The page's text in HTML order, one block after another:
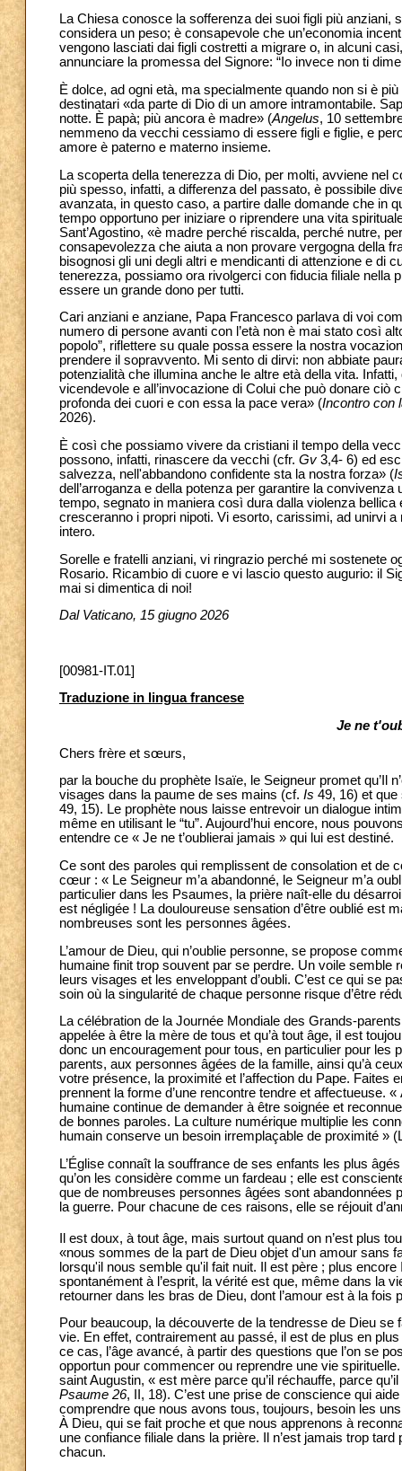
La Chiesa conosce la sofferenza dei suoi figli più
considera un peso; è consapevole che un’economia
vengono lasciati dai figli costretti a migrare o, in alcuni
annunciare la promessa del Signore: “Io invece non ti
È dolce, ad ogni età, ma specialmente quando non si è
destinatari «da parte di Dio di un amore intramontabile.
notte. È papà; più ancora è madre» (Angelus, 10
nemmeno da vecchi cessiamo di essere figli e figlie, e
amore è paterno e materno insieme.
La scoperta della tenerezza di Dio, per molti, avviene nel
più spesso, infatti, a differenza del passato, è possibile
avanzata, in questo caso, a partire dalle domande che in
tempo opportuno per iniziare o riprendere una vita
Sant’Agostino, «è madre perché riscalda, perché nutre,
consapevolezza che aiuta a non provare vergogna della
bisognosi gli uni degli altri e mendicanti di attenzione e di
tenerezza, possiamo ora rivolgerci con fiducia filiale nella
essere un grande dono per tutti.
Cari anziani e anziane, Papa Francesco parlava di voi
numero di persone avanti con l’età non è mai stato così
popolo”, riflettere su quale possa essere la nostra
prendere il sopravvento. Mi sento di dirvi: non abbiate
potenzialità che illumina anche le altre età della vita.
vicendevole e all’invocazione di Colui che può donare
profonda dei cuori e con essa la pace vera» (Incontro con
2026).
È così che possiamo vivere da cristiani il tempo della
possono, infatti, rinascere da vecchi (cfr. Gv 3,4- 6) ed
salvezza, nell'abbandono confidente sta la nostra forza» (
dell’arroganza e della potenza per garantire la
tempo, segnato in maniera così dura dalla violenza
cresceranno i propri nipoti. Vi esorto, carissimi, ad unirvi
intero.
Sorelle e fratelli anziani, vi ringrazio perché mi sostenete
Rosario. Ricambio di cuore e vi lascio questo augurio: il
mai si dimentica di noi!
Dal Vaticano, 15 giugno 2026
[00981-IT.01]
Traduzione in lingua francese
Je ne
Chers frère et sœurs,
par la bouche du prophète Isaïe, le Seigneur promet qu’Il
visages dans la paume de ses mains (cf. Is 49, 16) et
49, 15). Le prophète nous laisse entrevoir un dialogue
même en utilisant le “tu”. Aujourd’hui encore, nous
entendre ce « Je ne t’oublierai jamais » qui lui est destiné.
Ce sont des paroles qui remplissent de consolation et de
cœur : « Le Seigneur m’a abandonné, le Seigneur m’a
particulier dans les Psaumes, la prière naît-elle du
est négligée ! La douloureuse sensation d’être oublié est
nombreuses sont les personnes âgées.
L’amour de Dieu, qui n’oublie personne, se propose
humaine finit trop souvent par se perdre. Un voile
leurs visages et les enveloppant d’oubli. C’est ce qui se
soin où la singularité de chaque personne risque d’être
La célébration de la Journée Mondiale des Grands-
appelée à être la mère de tous et qu’à tout âge, il est
donc un encouragement pour tous, en particulier pour les
parents, aux personnes âgées de la famille, ainsi qu’à
votre présence, la proximité et l’affection du Pape. Faites
prennent la forme d’une rencontre tendre et affectueuse.
humaine continue de demander à être soignée et
de bonnes paroles. La culture numérique multiplie les
humain conserve un besoin irremplaçable de proximité »
L’Église connaît la souffrance de ses enfants les plus
qu’on les considère comme un fardeau ; elle est
que de nombreuses personnes âgées sont abandonnées
la guerre. Pour chacune de ces raisons, elle se réjouit
Il est doux, à tout âge, mais surtout quand on n’est plus
«nous sommes de la part de Dieu objet d'un amour sans
lorsqu'il nous semble qu'il fait nuit. Il est père ; plus encore
spontanément à l’esprit, la vérité est que, même dans la
retourner dans les bras de Dieu, dont l’amour est à la
Pour beaucoup, la découverte de la tendresse de Dieu
vie. En effet, contrairement au passé, il est de plus en
ce cas, l’âge avancé, à partir des questions que l’on se
opportun pour commencer ou reprendre une vie
saint Augustin, « est mère parce qu’il réchauffe, parce
Psaume 26, II, 18). C’est une prise de conscience qui
comprendre que nous avons tous, toujours, besoin les
À Dieu, qui se fait proche et que nous apprenons à
une confiance filiale dans la prière. Il n’est jamais trop
chacun.